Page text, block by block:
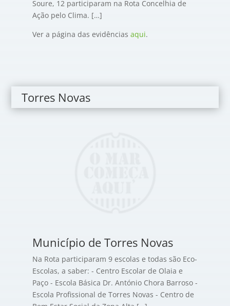
Soure, 12 participaram na Rota Concelhia de
Ação pelo Clima. […]
Ver a página das evidências aqui.
Torres Novas
Município de Torres Novas
Na Rota participaram 9 escolas e todas são Eco-
Escolas, a saber: - Centro Escolar de Olaia e
Paço - Escola Básica Dr. António Chora Barroso -
Escola Profissional de Torres Novas - Centro de